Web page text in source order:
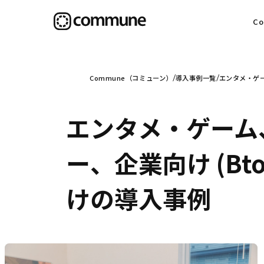
信
Commune（コミューン） 導入事例一覧 エンタメ・ゲ
エンタメ・ゲー
ー、企業向け
けの導入事例